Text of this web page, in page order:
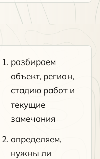
разбираем
объект, регион,
стадию работ и
текущие
замечания
определяем,
нужны ли